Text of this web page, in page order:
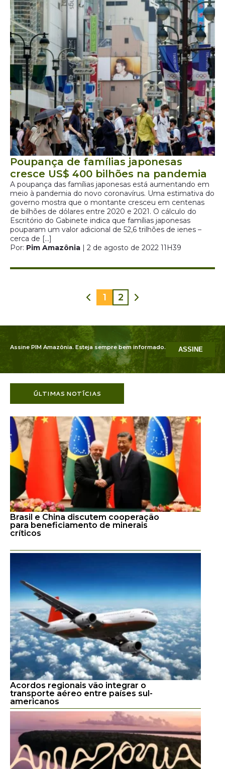
Poupança de famílias japonesas
cresce US$ 400 bilhões na pandemia
A poupança das famílias japonesas está aumentando em
meio à pandemia do novo coronavírus. Uma estimativa do
governo mostra que o montante cresceu em centenas
de bilhões de dólares entre 2020 e 2021. O cálculo do
Escritório do Gabinete indica que famílias japonesas
pouparam um valor adicional de 52,6 trilhões de ienes –
cerca de […]
Por: Pim Amazônia | 2 de agosto de 2022 11H39
1 2
Assine PIM Amazônia. Esteja sempre bem informado. ASSINE
ÚLTIMAS NOTÍCIAS
Brasil e China discutem cooperação
para beneficiamento de minerais
críticos
Acordos regionais vão integrar o
transporte aéreo entre países sul-
americanos